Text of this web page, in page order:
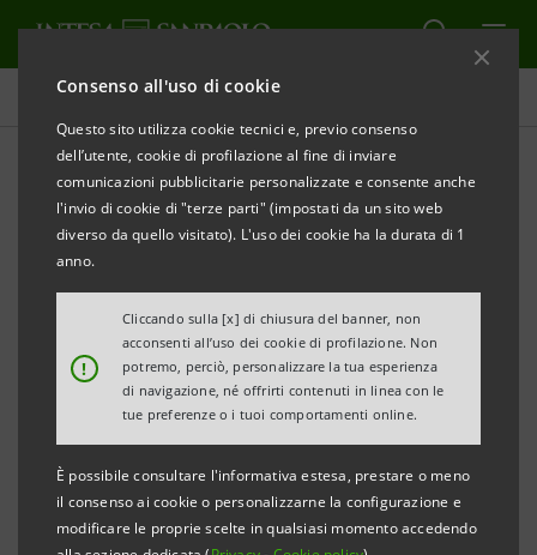
Consenso all'uso di cookie
Questo sito utilizza cookie tecnici e, previo consenso
dell’utente, cookie di profilazione al fine di inviare
comunicazioni pubblicitarie personalizzate e consente anche
l'invio di cookie di "terze parti" (impostati da un sito web
diverso da quello visitato). L'uso dei cookie ha la durata di 1
anno.
!
Cliccando sulla [x] di chiusura del banner, non
acconsenti all’uso dei cookie di profilazione. Non
potremo, perciò, personalizzare la tua esperienza
di navigazione, né offrirti contenuti in linea con le
tue preferenze o i tuoi comportamenti online.
È possibile consultare l'informativa estesa, prestare o meno
il consenso ai cookie o personalizzarne la configurazione e
modificare le proprie scelte in qualsiasi momento accedendo
Governance
Delibere consiliari
ALERT STAMPA AGGIORNA
Filtra per Anno
CONSIGLIO DI GESTIONE
Al momento non vi è alcun documento disponibile